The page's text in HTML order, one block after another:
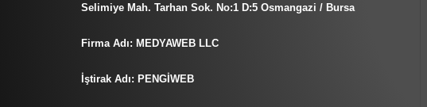
Selimiye Mah. Tarhan Sok. No:1 D:5 Osmangazi / Bursa
Firma Adı: MEDYAWEB LLC
İştirak Adı: PENGİWEB